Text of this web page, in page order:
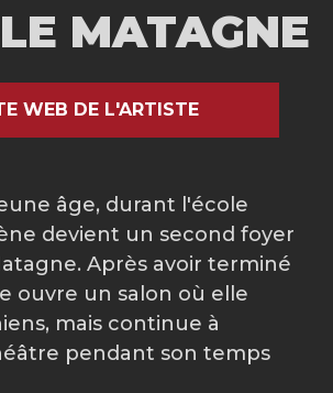
MATAGNE
WEB DE L'ARTISTE
âge, durant l'école
devient un second foyer
Après avoir terminé
ouvre un salon où elle
mais continue à
pendant son temps